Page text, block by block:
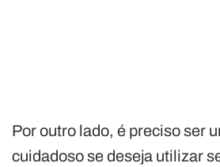
Por outro lado, é preciso ser
cuidadoso se deseja utilizar